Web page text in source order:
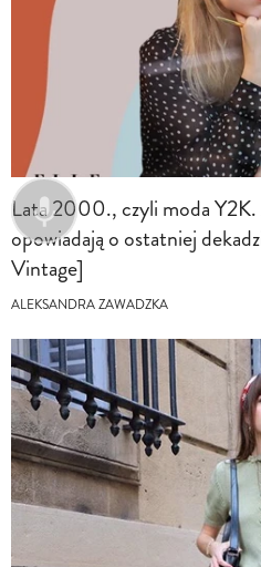
Lata 2000., czyli moda
opowiadają o ostatniej
Vintage]
ALEKSANDRA ZAWADZKA